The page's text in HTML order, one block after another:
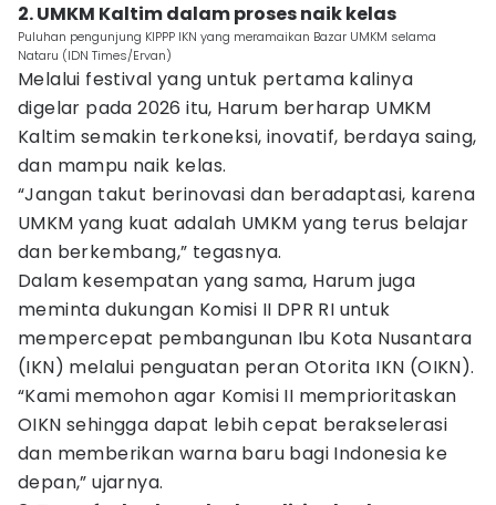
2. UMKM Kaltim dalam proses naik kelas
Puluhan pengunjung KIPPP IKN yang meramaikan Bazar UMKM selama
Nataru (IDN Times/Ervan)
Melalui festival yang untuk pertama kalinya
digelar pada 2026 itu, Harum berharap UMKM
Kaltim semakin terkoneksi, inovatif, berdaya saing,
dan mampu naik kelas.
“Jangan takut berinovasi dan beradaptasi, karena
UMKM yang kuat adalah UMKM yang terus belajar
dan berkembang,” tegasnya.
Dalam kesempatan yang sama, Harum juga
meminta dukungan Komisi II DPR RI untuk
mempercepat pembangunan Ibu Kota Nusantara
(IKN) melalui penguatan peran Otorita IKN (OIKN).
“Kami memohon agar Komisi II memprioritaskan
OIKN sehingga dapat lebih cepat berakselerasi
dan memberikan warna baru bagi Indonesia ke
depan,” ujarnya.